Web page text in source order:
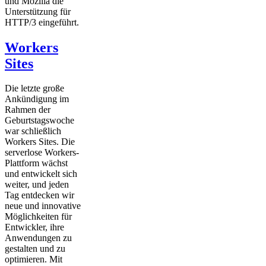
Unterstützung für
HTTP/3 eingeführt.
Workers
Sites
Die letzte große
Ankündigung im
Rahmen der
Geburtstagswoche
war schließlich
Workers Sites. Die
serverlose Workers-
Plattform wächst
und entwickelt sich
weiter, und jeden
Tag entdecken wir
neue und innovative
Möglichkeiten für
Entwickler, ihre
Anwendungen zu
gestalten und zu
optimieren. Mit